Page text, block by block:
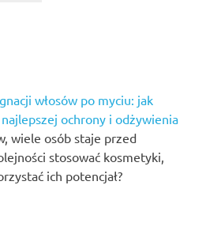
włosów po myciu: jak
ochrony i odżywienia
wiele osób staje przed
stosować kosmetyki,
ich potencjał?